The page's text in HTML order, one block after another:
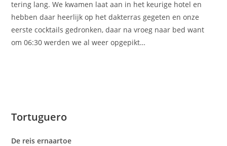
tering lang. We kwamen laat aan in het keurige hotel en
hebben daar heerlijk op het dakterras gegeten en onze
eerste cocktails gedronken, daar na vroeg naar bed want
om 06:30 werden we al weer opgepikt…
Tortuguero
De reis ernaartoe